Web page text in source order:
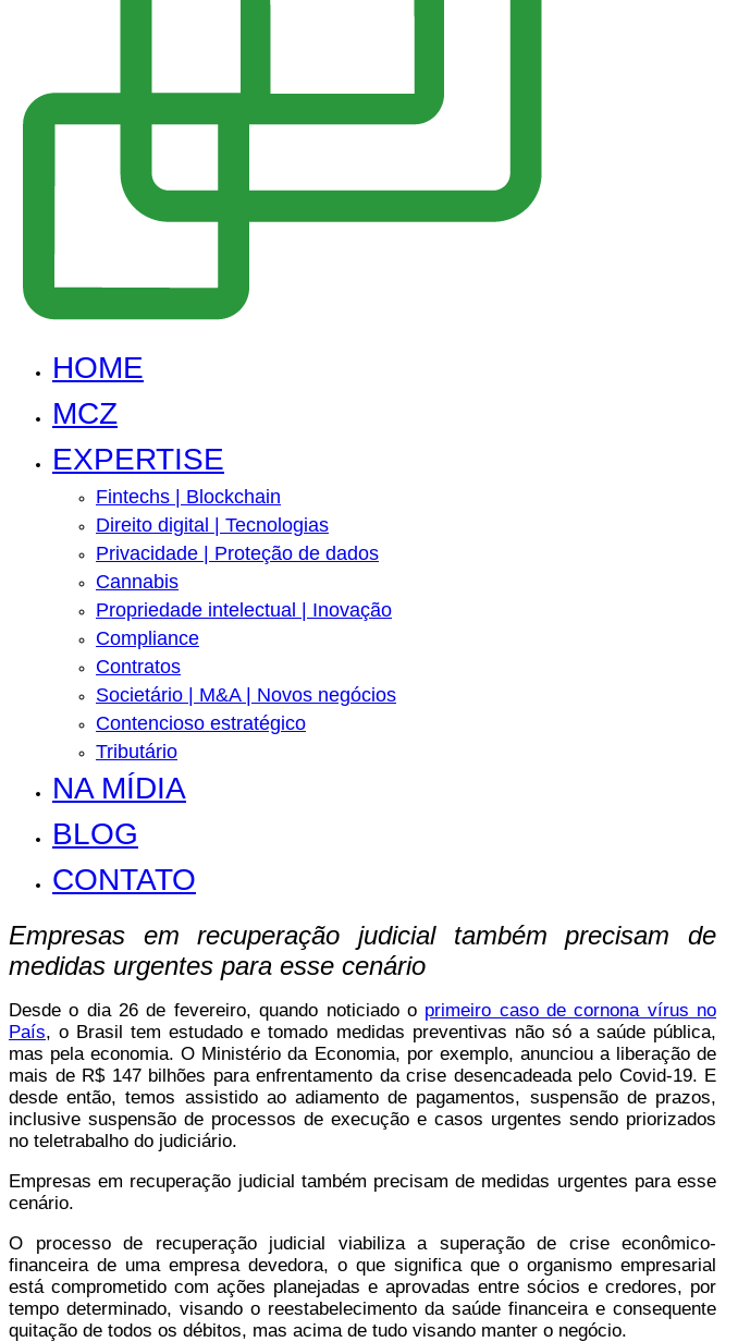
HOME
MCZ
EXPERTISE
Fintechs | Blockchain
Direito digital | Tecnologias
Privacidade | Proteção de dados
Cannabis
Propriedade intelectual | Inovação
Compliance
Contratos
Societário | M&A | Novos negócios
Contencioso estratégico
Tributário
NA MÍDIA
BLOG
CONTATO
Empresas em recuperação judicial também precisam de
medidas urgentes para esse cenário
Desde o dia 26 de fevereiro, quando noticiado o primeiro caso de cornona vírus no
País, o Brasil tem estudado e tomado medidas preventivas não só a saúde pública,
mas pela economia. O Ministério da Economia, por exemplo, anunciou a liberação de
mais de R$ 147 bilhões para enfrentamento da crise desencadeada pelo Covid-19. E
desde então, temos assistido ao adiamento de pagamentos, suspensão de prazos,
inclusive suspensão de processos de execução e casos urgentes sendo priorizados
no teletrabalho do judiciário.
Empresas em recuperação judicial também precisam de medidas urgentes para esse
cenário.
O processo de recuperação judicial viabiliza a superação de crise econômico-
financeira de uma empresa devedora, o que significa que o organismo empresarial
está comprometido com ações planejadas e aprovadas entre sócios e credores, por
tempo determinado, visando o reestabelecimento da saúde financeira e consequente
quitação de todos os débitos, mas acima de tudo visando manter o negócio.